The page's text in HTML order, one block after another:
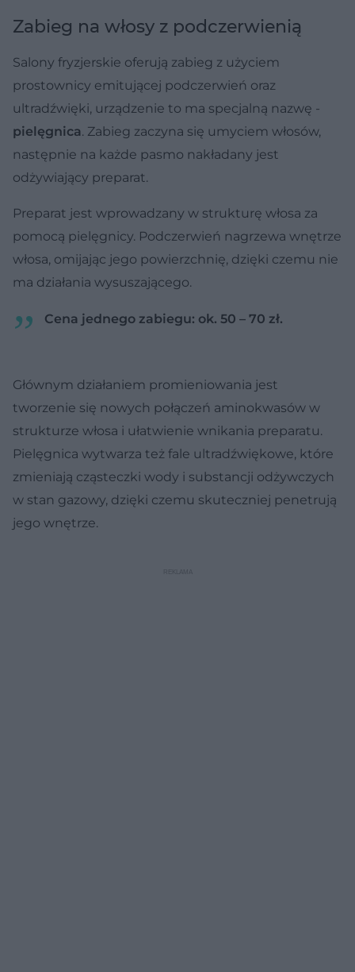
Zabieg na włosy z podczerwienią
Salony fryzjerskie oferują zabieg z użyciem
prostownicy emitującej podczerwień oraz
ultradźwięki, urządzenie to ma specjalną nazwę -
pielęgnica. Zabieg zaczyna się umyciem włosów,
następnie na każde pasmo nakładany jest
odżywiający preparat.
Preparat jest wprowadzany w strukturę włosa za
pomocą pielęgnicy. Podczerwień nagrzewa wnętrze
włosa, omijając jego powierzchnię, dzięki czemu nie
ma działania wysuszającego.
Cena jednego zabiegu: ok. 50 – 70 zł.
Głównym działaniem promieniowania jest
tworzenie się nowych połączeń aminokwasów w
strukturze włosa i ułatwienie wnikania preparatu.
Pielęgnica wytwarza też fale ultradźwiękowe, które
zmieniają cząsteczki wody i substancji odżywczych
w stan gazowy, dzięki czemu skuteczniej penetrują
jego wnętrze.